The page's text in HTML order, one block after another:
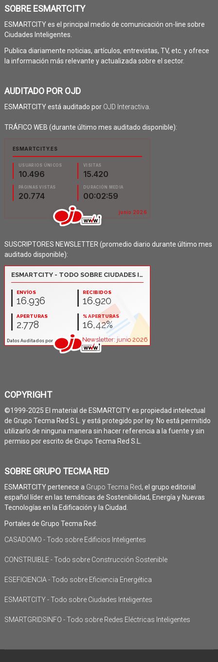
SOBRE ESMARTCITY
ESMARTCITY es el principal medio de comunicación on-line sobre
Ciudades Inteligentes.
Publica diariamente noticias, artículos, entrevistas, TV, etc. y ofrece
la información más relevante y actualizada sobre el sector.
AUDITADO POR OJD
ESMARTCITY está auditado por OJD Interactiva
TRÁFICO WEB (durante último mes auditado disponible):
SUSCRIPTORES NEWSLETTER (promedio diario durante último mes
auditado disponible):
COPYRIGHT
©1999-2025 El material de ESMARTCITY es propiedad intelectual
de Grupo Tecma Red S.L. y está protegido por ley. No está permitido
utilizarlo de ninguna manera sin hacer referencia a la fuente y sin
permiso por escrito de Grupo Tecma Red S.L.
SOBRE GRUPO TECMA RED
ESMARTCITY pertenece a Grupo Tecma Red, el grupo editorial
español líder en las temáticas de Sostenibilidad, Energía y Nuevas
Tecnologías en la Edificación y la Ciudad.
Portales de Grupo Tecma Red:
CASADOMO - Todo sobre Edificios Inteligentes
CONSTRUIBLE - Todo sobre Construcción Sostenible
ESEFICIENCIA - Todo sobre Eficiencia Energética
ESMARTCITY - Todo sobre Ciudades Inteligentes
SMARTGRIDSINFO - Todo sobre Redes Eléctricas Inteligentes